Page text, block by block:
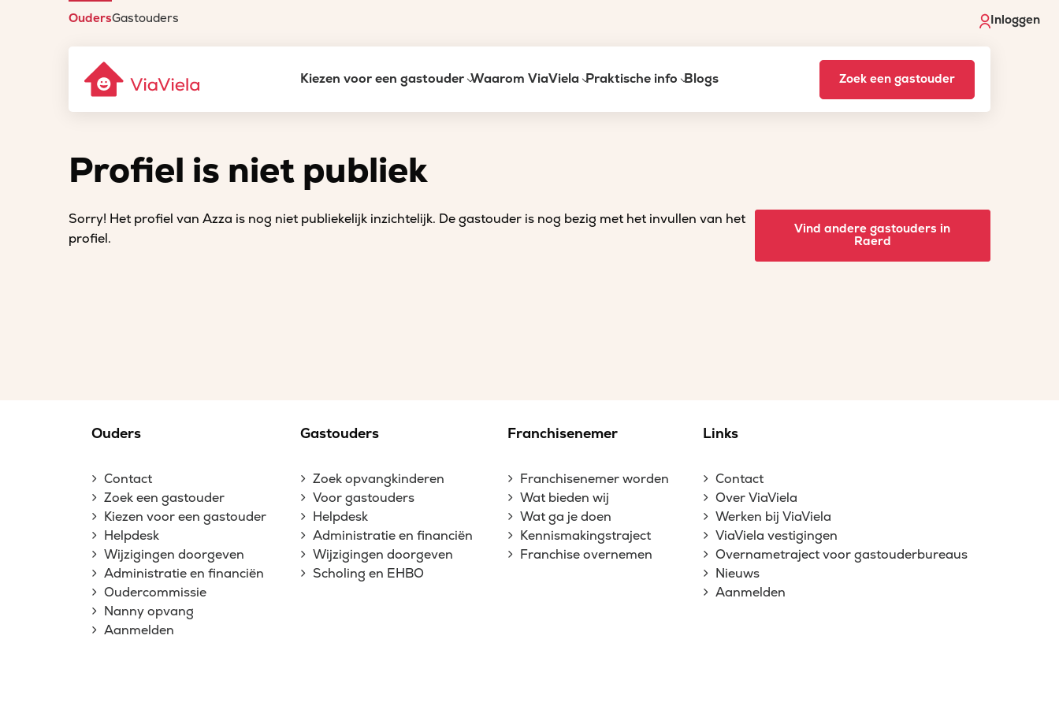
OudersGastouders Inloggen
Kiezen voor een gastouder Waarom ViaViela Praktische info Blogs Zoek een gastouder
Profiel is niet publiek
Sorry! Het profiel van Azza is nog niet publiekelijk inzichtelijk. De gastouder is nog bezig met het invullen van het
profiel.
Vind andere gastouders in
Raerd
Ouders
Contact
Zoek een gastouder
Kiezen voor een gastouder
Helpdesk
Wijzigingen doorgeven
Administratie en financiën
Oudercommissie
Nanny opvang
Aanmelden
Gastouders
Zoek opvangkinderen
Voor gastouders
Helpdesk
Administratie en financiën
Wijzigingen doorgeven
Scholing en EHBO
Franchisenemer
Franchisenemer worden
Wat bieden wij
Wat ga je doen
Kennismakingstraject
Franchise overnemen
Links
Contact
Over ViaViela
Werken bij ViaViela
ViaViela vestigingen
Overnametraject voor gastouderbureaus
Nieuws
Aanmelden